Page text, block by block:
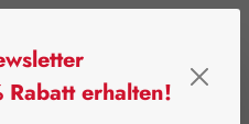
erhalten!